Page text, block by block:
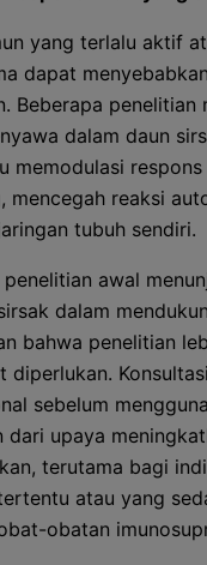
yang terlalu aktif
dapat
Beberapa penelitian
dalam daun
memodulasi
mencegah reaksi
tubuh sendiri.
awal
dalam
bahwa penelitian
diperlukan.
sebelum
dari upaya
terutama bagi
atau yang
obatan